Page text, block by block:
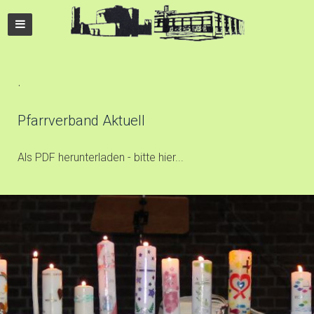
.
Pfarrverband Aktuell
Als PDF herunterladen - bitte hier...